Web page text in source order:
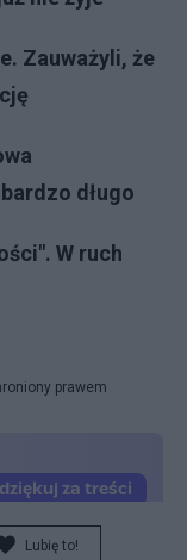
Zauważyli, że
długo
W ruch
prawem
Lubię to!